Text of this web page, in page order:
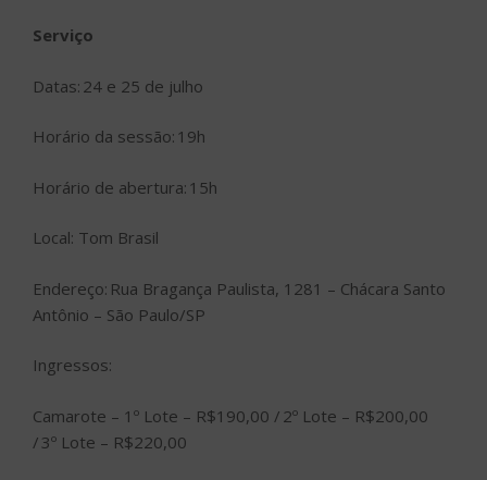
Serviço
Datas: 24 e 25 de julho
Horário da sessão: 19h
Horário de abertura: 15h
Local: Tom Brasil
Endereço: Rua Bragança Paulista, 1281 – Chácara Santo
Antônio – São Paulo/SP
Ingressos:
Camarote – 1º Lote – R$190,00 / 2º Lote – R$200,00
/ 3º Lote – R$220,00